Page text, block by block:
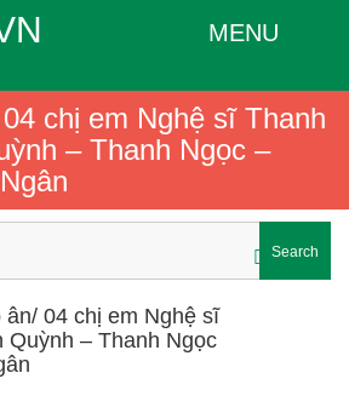
MENU
chị em Nghệ sĩ Thanh
– Thanh Ngọc –
Search
ân/ 04 chị em Nghệ sĩ
Quỳnh – Thanh Ngọc